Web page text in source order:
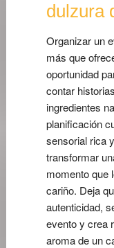
dulzura
Organizar un
más que
oportunidad
contar
ingredientes
planificación
sensorial rica
transformar
momento que
cariño. Deja
autenticidad,
evento y crea
aroma de un